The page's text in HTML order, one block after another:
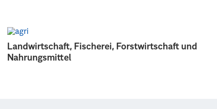
Landwirtschaft, Fischerei, Forstwirtschaft und
Nahrungsmittel